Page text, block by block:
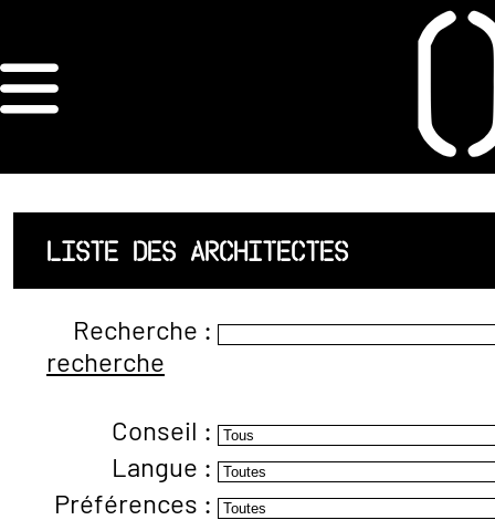
ORDRE DES
ARCHITECTES
ACCUEIL
LISTE DES
ARCHITECTES
JURISPRUDENCE
ANNEXE 4 CODT
LISTE DES ARCHITECTES
Recherche :
recherche
Conseil :
Langue :
Préférences :